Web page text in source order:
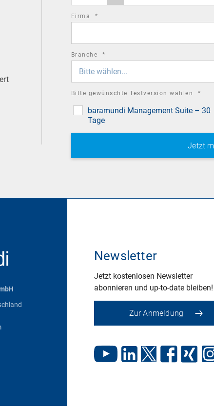
code
Firma *
Branche *
Bitte wählen...
Bitte gewünschte Testversion wählen *
baramundi Management Suite – 30
Tage
Newsletter
Jetzt kostenlosen Newsletter
abonnieren und up-to-date bleiben!
Zur Anmeldung